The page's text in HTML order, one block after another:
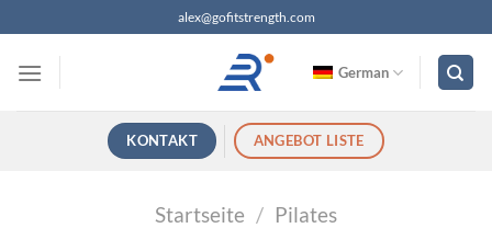
Inhalt
springen
alex@gofitstrength.com
German
KONTAKT ANGEBOT LISTE
Startseite / Pilates